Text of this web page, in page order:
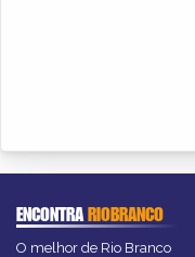
ENCONTRARIOBRANCO
O melhor de Rio Branco